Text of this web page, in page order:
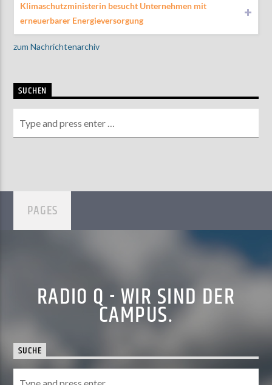
Klimaschutzministerin besucht Unternehmen mit
erneuerbarer Energieversorgung
zum Nachrichtenarchiv
SUCHEN
PAGES
RADIO Q - WIR SIND DER
CAMPUS.
SUCHE